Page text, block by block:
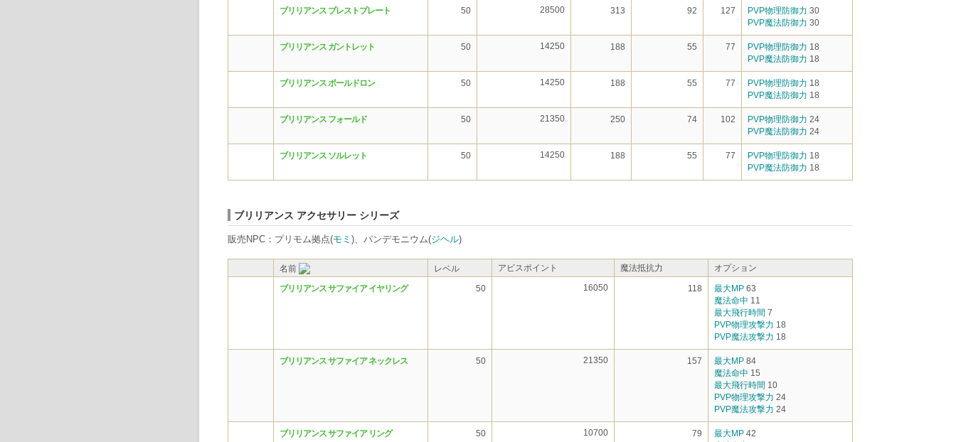
ブリリアンス ブレストプレート 50 28500 313 92 127 PVP物理防御力 30
PVP魔法防御力 30
ブリリアンス ガントレット 50 14250 188 55 77 PVP物理防御力 18
PVP魔法防御力 18
ブリリアンス ポールドロン 50 14250 188 55 77 PVP物理防御力 18
PVP魔法防御力 18
ブリリアンス フォールド 50 21350 250 74 102 PVP物理防御力 24
PVP魔法防御力 24
ブリリアンス ソルレット 50 14250 188 55 77 PVP物理防御力 18
PVP魔法防御力 18
ブリリアンス アクセサリー シリーズ
販売NPC：プリモム拠点(モミ )、パンデモニウム(ジヘル)
名前 レベル アビスポイント 魔法抵抗力 オプション
ブリリアンス サファイア イヤリング 50 16050 118 最大MP 63
魔法命中 11
最大飛行時間 7
PVP物理攻撃力 18
PVP魔法攻撃力 18
ブリリアンス サファイア ネックレス 50 21350 157 最大MP 84
魔法命中 15
最大飛行時間 10
PVP物理攻撃力 24
PVP魔法攻撃力 24
ブリリアンス サファイア リング 50 10700 79 最大MP 42